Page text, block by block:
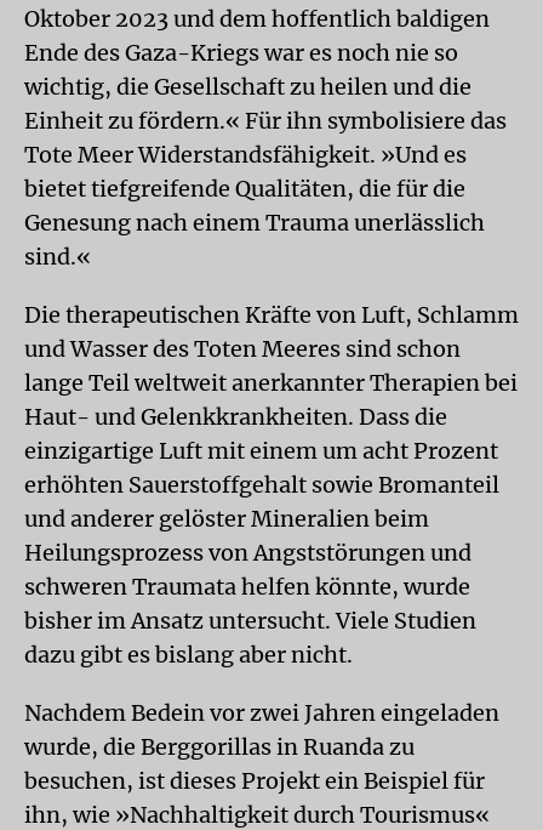
Oktober 2023 und dem hoffentlich baldigen
Ende des Gaza-Kriegs war es noch nie so
wichtig, die Gesellschaft zu heilen und die
Einheit zu fördern.« Für ihn symbolisiere das
Tote Meer Widerstandsfähigkeit. »Und es
bietet tiefgreifende Qualitäten, die für die
Genesung nach einem Trauma unerlässlich
sind.«
Die therapeutischen Kräfte von Luft, Schlamm
und Wasser des Toten Meeres sind schon
lange Teil weltweit anerkannter Therapien bei
Haut- und Gelenkkrankheiten. Dass die
einzigartige Luft mit einem um acht Prozent
erhöhten Sauerstoffgehalt sowie Bromanteil
und anderer gelöster Mineralien beim
Heilungsprozess von Angststörungen und
schweren Traumata helfen könnte, wurde
bisher im Ansatz untersucht. Viele Studien
dazu gibt es bislang aber nicht.
Nachdem Bedein vor zwei Jahren eingeladen
wurde, die Berggorillas in Ruanda zu
besuchen, ist dieses Projekt ein Beispiel für
ihn, wie »Nachhaltigkeit durch Tourismus«